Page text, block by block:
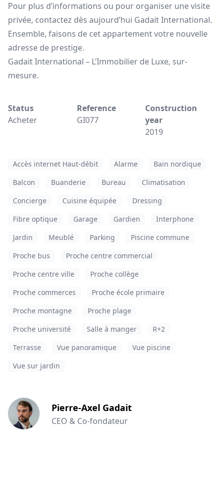
Pour plus d’informations ou pour organiser une visite
privée, contactez dès aujourd’hui Gadait International.
Ensemble, faisons de cet appartement votre nouvelle
adresse de prestige.
Gadait International – L’Immobilier de Luxe, sur-
mesure.
Status
Acheter
Reference
GI077
Construction
year
2019
Accès internet Haut-débit Alarme
Bain nordique
Balcon
Buanderie Bureau
Climatisation
Concierge
Cuisine équipée
Dressing
Fibre optique
Garage Gardien
Interphone
Jardin
Meublé Parking
Piscine commune
Proche bus
Proche centre commercial
Proche centre ville
Proche collège
Proche commerces
Proche école primaire
Proche montagne
Proche plage
Proche université
Salle à manger
R+2
Terrasse
Vue panoramique
Vue piscine
Vue sur jardin
Pierre-Axel Gadait
CEO & Co-fondateur